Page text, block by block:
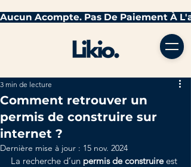
Comment retrouver un
permis de construire sur
internet ?
3 min de lecture
Dernière mise à jour : 15 nov. 2024
La recherche d’un permis de construire est